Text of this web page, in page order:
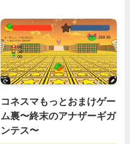
コネスマもっとおまけゲー
ム裏〜終末のアナザーギガ
ンテス〜